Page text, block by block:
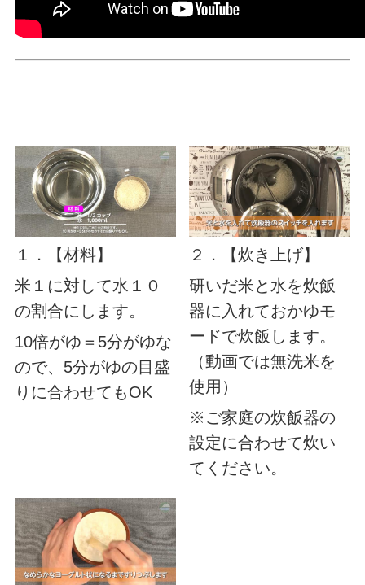
１．【材料】
米１に対して水１０
の割合にします。
10倍がゆ＝5分がゆな
ので、5分がゆの目盛
りに合わせてもOK
２．【炊き上げ】
研いだ米と水を炊飯
器に入れておかゆモ
ードで炊飯します。
（動画では無洗米を
使用）
※ご家庭の炊飯器の
設定に合わせて炊い
てください。